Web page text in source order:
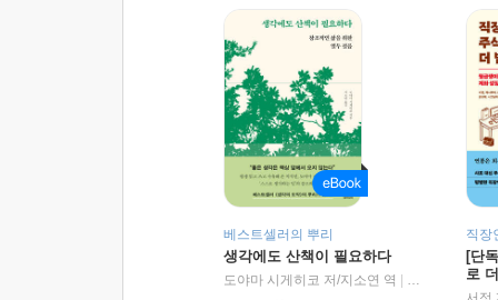
베스트셀러의 뿌리
생각에도 산책이 필요하다
도야마 시게히코 저/지소연 역
알에이치코리
직장
[단
로